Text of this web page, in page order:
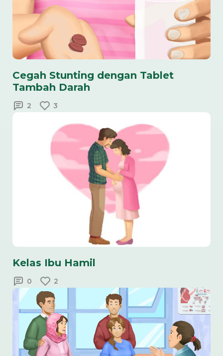
Cegah Stunting dengan Tablet
Tambah Darah
2 3
Kelas Ibu Hamil
0 2